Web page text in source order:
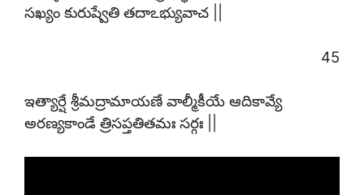
సఖ్యం కురుష్వేతి తదాఽభ్యువాచ ||
45
ఇత్యార్షే శ్రీమద్రామాయణే వాల్మీకీయే ఆదికావ్యే
అరణ్యకాండే త్రిసప్తతితమః సర్గః ||